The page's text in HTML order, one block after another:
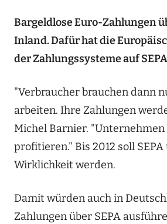
Bargeldlose Euro-Zahlungen
Inland. Dafür hat die
der Zahlungssysteme auf
"Verbraucher brauchen dann
arbeiten. Ihre Zahlungen
Michel Barnier.
profitieren." Bis 2012 soll
Wirklichkeit werden.
Damit würden auch in
Zahlungen über SEPA